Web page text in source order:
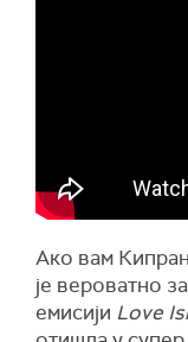
Ако вам
је вероватно
емисији Love